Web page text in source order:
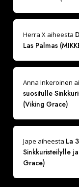
Herra Xaiheesta
Las Palmas
Anna Inkeroinen
suositulle
(Viking Grace)
Jape aiheesta La
Sinkkuristeilylle
Grace)